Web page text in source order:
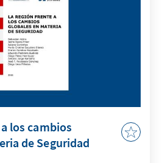
los cambios
de Seguridad